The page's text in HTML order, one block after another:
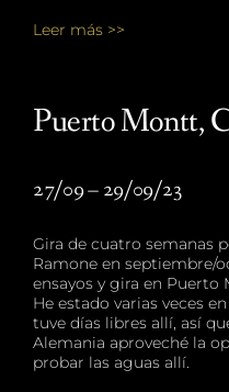
Leer más >>
Puerto Montt,
27/09 – 29/09/23
Gira de cuatro semanas
Ramone en septiembre/
ensayos y gira en Puerto
He estado varias veces
tuve días libres allí, así
Alemania aproveché la
probar las aguas allí.